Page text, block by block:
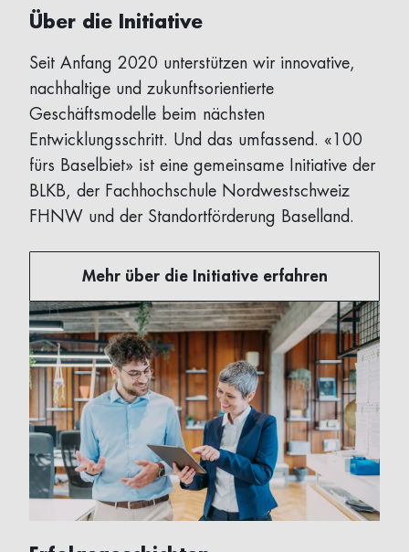
Über die Initiative
Seit Anfang 2020 unterstützen wir innovative,
nachhaltige und zukunftsorientierte
Geschäftsmodelle beim nächsten
Entwicklungsschritt. Und das umfassend. «100
fürs Baselbiet» ist eine gemeinsame Initiative der
BLKB, der Fachhochschule Nordwestschweiz
FHNW und der Standortförderung Baselland.
Mehr über die Initiative erfahren